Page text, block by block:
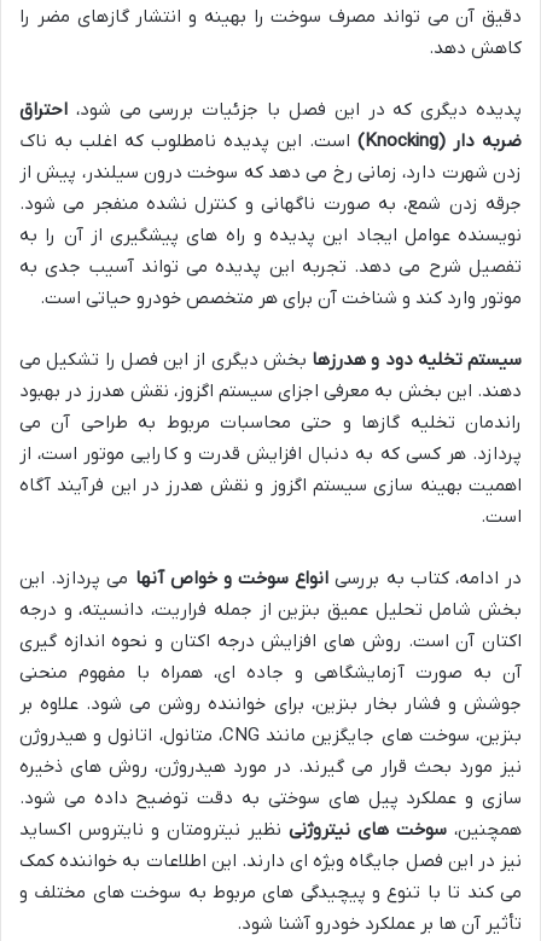
دقیق آن می تواند مصرف سوخت را بهینه و انتشار گازهای مضر را
کاهش دهد.
پدیده دیگری که در این فصل با جزئیات بررسی می شود، احتراق
ضربه دار (Knocking)
است. این پدیده نامطلوب که اغلب به ناک
زدن شهرت دارد، زمانی رخ می دهد که سوخت درون سیلندر، پیش از
جرقه زدن شمع، به صورت ناگهانی و کنترل نشده منفجر می شود.
نویسنده عوامل ایجاد این پدیده و راه های پیشگیری از آن را به
تفصیل شرح می دهد. تجربه این پدیده می تواند آسیب جدی به
موتور وارد کند و شناخت آن برای هر متخصص خودرو حیاتی است.
سیستم تخلیه دود و هدرزها بخش دیگری از این فصل را تشکیل می
دهند. این بخش به معرفی اجزای سیستم اگزوز، نقش هدرز در بهبود
راندمان تخلیه گازها و حتی محاسبات مربوط به طراحی آن می
پردازد. هر کسی که به دنبال افزایش قدرت و کارایی موتور است، از
اهمیت بهینه سازی سیستم اگزوز و نقش هدرز در این فرآیند آگاه
است.
در ادامه، کتاب به بررسی انواع سوخت و خواص آنها می پردازد. این
بخش شامل تحلیل عمیق بنزین از جمله فراریت، دانسیته، و درجه
اکتان آن است. روش های افزایش درجه اکتان و نحوه اندازه گیری
آن به صورت آزمایشگاهی و جاده ای، همراه با مفهوم منحنی
جوشش و فشار بخار بنزین، برای خواننده روشن می شود. علاوه بر
بنزین، سوخت های جایگزین مانند CNG، متانول، اتانول و هیدروژن
نیز مورد بحث قرار می گیرند. در مورد هیدروژن، روش های ذخیره
سازی و عملکرد پیل های سوختی به دقت توضیح داده می شود.
همچنین، سوخت های نیتروژنی نظیر نیترومتان و نایتروس اکساید
نیز در این فصل جایگاه ویژه ای دارند. این اطلاعات به خواننده کمک
می کند تا با تنوع و پیچیدگی های مربوط به سوخت های مختلف و
تأثیر آن ها بر عملکرد خودرو آشنا شود.